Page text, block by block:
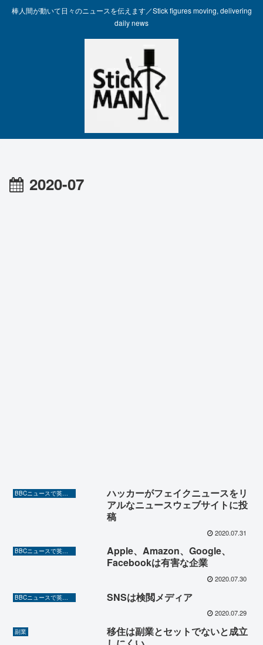
棒人間が動いて日々のニュースを伝えます／Stick figures moving, delivering
daily news
2020-07
BBCニュースで英語を勉強しよう（TOEIC対策に！）
ハッカーがフェイクニュースをリ
アルなニュースウェブサイトに投
稿
2020.07.31
BBCニュースで英語を勉強しよう（TOEIC対策に！）
Apple、Amazon、Google、
Facebookは有害な企業
2020.07.30
SNSは検閲メディア
2020.07.29
副業
移住は副業とセットでないと成立